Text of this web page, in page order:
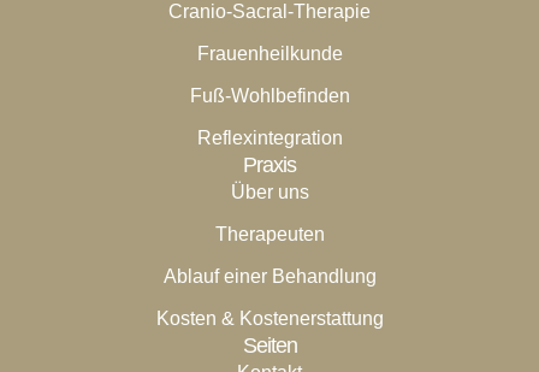
Cranio-Sacral-Therapie
Frauenheilkunde
Fuß-Wohlbefinden
Reflexintegration
Praxis
Über uns
Therapeuten
Ablauf einer Behandlung
Kosten & Kostenerstattung
Seiten